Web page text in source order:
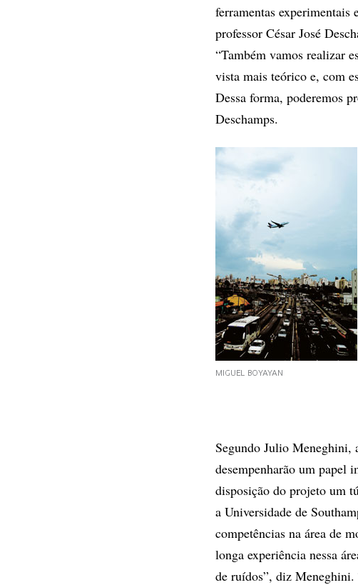
ferramentas experimentais
professor César José
“Também vamos realizar
vista mais teórico e, com
Dessa forma, poderemos
Deschamps.
MIGUEL BOYAYAN
Segundo Julio Meneghini,
desempenharão um papel
disposição do projeto um
a Universidade de
competências na área de
longa experiência nessa
de ruídos”, diz Meneghini.